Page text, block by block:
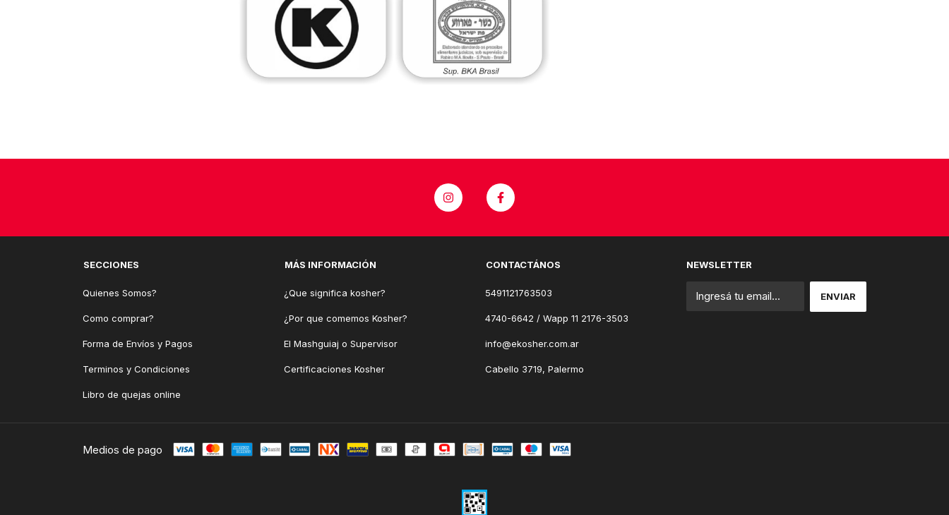
SECCIONES
Quienes Somos?
Como comprar?
Forma de Envíos y Pagos
Terminos y Condiciones
Libro de quejas online
MÁS INFORMACIÓN
¿Que significa kosher?
¿Por que comemos Kosher?
El Mashguiaj o Supervisor
Certificaciones Kosher
CONTACTÁNOS
5491121763503
4740-6642 / Wapp 11 2176-3503
info@ekosher.com.ar
Cabello 3719, Palermo
NEWSLETTER
Medios de pago